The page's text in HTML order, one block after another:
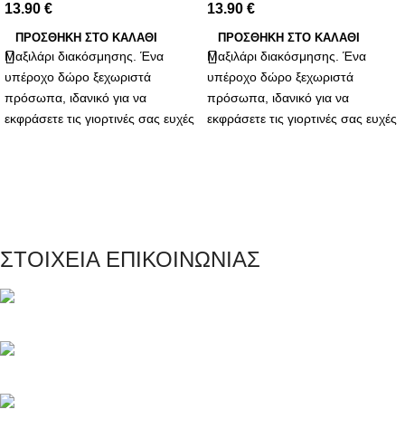
13.90 €
ΠΡΟΣΘΉΚΗ ΣΤΟ ΚΑΛΆΘΙ
Μαξιλάρι διακόσμησης. Ένα
υπέροχο δώρο ξεχωριστά
πρόσωπα, ιδανικό για να
εκφράσετε τις γιορτινές σας ευχές
13.90 €
ΠΡΟΣΘΉΚΗ ΣΤΟ ΚΑΛΆΘΙ
Μαξιλάρι διακόσμησης. Ένα
υπέροχο δώρο ξεχωριστά
πρόσωπα, ιδανικό για να
εκφράσετε τις γιορτινές σας ευχές
ΣΤΟΙΧΕΙΑ ΕΠΙΚΟΙΝΩΝΙΑΣ